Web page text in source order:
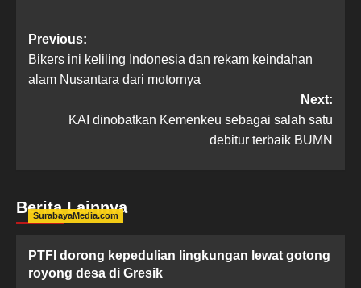
Previous:
Bikers ini keliling Indonesia dan rekam keindahan
alam Nusantara dari motornya
Next:
KAI dinobatkan Kemenkeu sebagai salah satu
debitur terbaik BUMN
Berita Lainnya
SurabayaMedia.com
PTFI dorong kepedulian lingkungan lewat gotong
royong desa di Gresik